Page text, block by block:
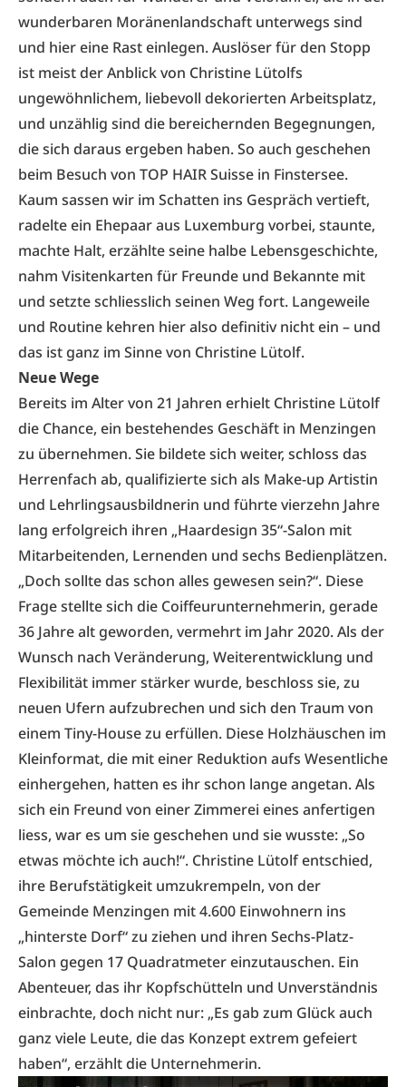
wunderbaren Moränenlandschaft unterwegs sind
und hier eine Rast einlegen. Auslöser für den Stopp
ist meist der Anblick von Christine Lütolfs
ungewöhnlichem, liebevoll dekorierten Arbeitsplatz,
und unzählig sind die bereichernden Begegnungen,
die sich daraus ergeben haben. So auch geschehen
beim Besuch von TOP HAIR Suisse in Finstersee.
Kaum sassen wir im Schatten ins Gespräch vertieft,
radelte ein Ehepaar aus Luxemburg vorbei, staunte,
machte Halt, erzählte seine halbe Lebensgeschichte,
nahm Visitenkarten für Freunde und Bekannte mit
und setzte schliesslich seinen Weg fort. Langeweile
und Routine kehren hier also definitiv nicht ein – und
das ist ganz im Sinne von Christine Lütolf.
Neue Wege
Bereits im Alter von 21 Jahren erhielt Christine Lütolf
die Chance, ein bestehendes Geschäft in Menzingen
zu übernehmen. Sie bildete sich weiter, schloss das
Herrenfach ab, qualifizierte sich als Make-up Artistin
und Lehrlingsausbildnerin und führte vierzehn Jahre
lang erfolgreich ihren „Haardesign 35“-Salon mit
Mitarbeitenden, Lernenden und sechs Bedienplätzen.
„Doch sollte das schon alles gewesen sein?“. Diese
Frage stellte sich die Coiffeurunternehmerin, gerade
36 Jahre alt geworden, vermehrt im Jahr 2020. Als der
Wunsch nach Veränderung, Weiterentwicklung und
Flexibilität immer stärker wurde, beschloss sie, zu
neuen Ufern aufzubrechen und sich den Traum von
einem Tiny-House zu erfüllen. Diese Holzhäuschen im
Kleinformat, die mit einer Reduktion aufs Wesentliche
einhergehen, hatten es ihr schon lange angetan. Als
sich ein Freund von einer Zimmerei eines anfertigen
liess, war es um sie geschehen und sie wusste: „So
etwas möchte ich auch!“. Christine Lütolf entschied,
ihre Berufstätigkeit umzukrempeln, von der
Gemeinde Menzingen mit 4.600 Einwohnern ins
„hinterste Dorf“ zu ziehen und ihren Sechs-Platz-
Salon gegen 17 Quadratmeter einzutauschen. Ein
Abenteuer, das ihr Kopfschütteln und Unverständnis
einbrachte, doch nicht nur: „Es gab zum Glück auch
ganz viele Leute, die das Konzept extrem gefeiert
haben“, erzählt die Unternehmerin.